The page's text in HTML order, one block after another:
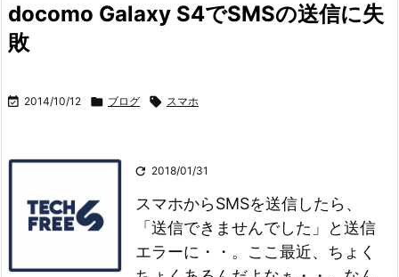
docomo Galaxy S4でSMSの送信に失
敗
 2014/10/12  ブログ  スマホ
 2018/01/31
スマホからSMSを送信したら、
「送信できませんでした」と送信
エラーに・・。 ここ最近、ちょく